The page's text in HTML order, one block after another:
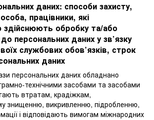
даних: способи захисту,
працівники, які
здійснюють обробку та/або
персональних даних у зв’язку
службових обов’язків, строк
даних
персональних даних обладнано
технічними засобами та засобами
втратам, крадіжкам,
знищенню, викривленню, підробленню,
і відповідають вимогам міжнародних